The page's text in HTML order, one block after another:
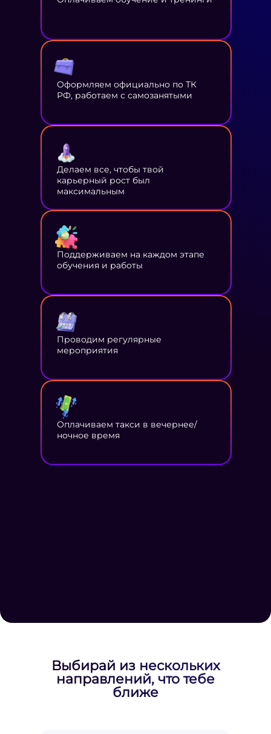
Оформляем официально по ТК
РФ, работаем с самозанятыми
Делаем все, чтобы твой
карьерный рост был
максимальным
Поддерживаем на каждом этапе
обучения и работы
Проводим регулярные
мероприятия
Оплачиваем такси в вечернее/
ночное время
Выбирай из нескольких
направлений, что тебе
ближе